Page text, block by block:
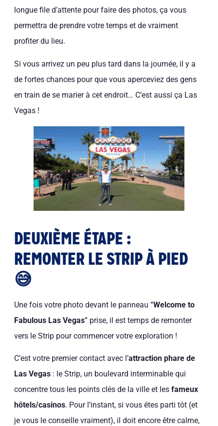
longue file d’attente pour faire des photos, ça vous
permettra de prendre votre temps et de vraiment
profiter du lieu.
Si vous arrivez un peu plus tard dans la journée, il y a
de fortes chances pour que vous aperceviez des gens
en train de se marier à cet endroit… C’est aussi ça Las
Vegas !
DEUXIÈME ÉTAPE :
REMONTER LE STRIP À PIED
😅
Une fois votre photo devant le panneau “Welcome to
Fabulous Las Vegas” prise, il est temps de remonter
vers le Strip pour commencer votre exploration !
C’est votre premier contact avec l’attraction phare de
Las Vegas: le Strip, un boulevard interminable qui
concentre tous les points clés de la ville et les fameux
hôtels/casinos. Pour l’instant, si vous êtes parti tôt (et
je vous le conseille vraiment), il doit encore être calme,